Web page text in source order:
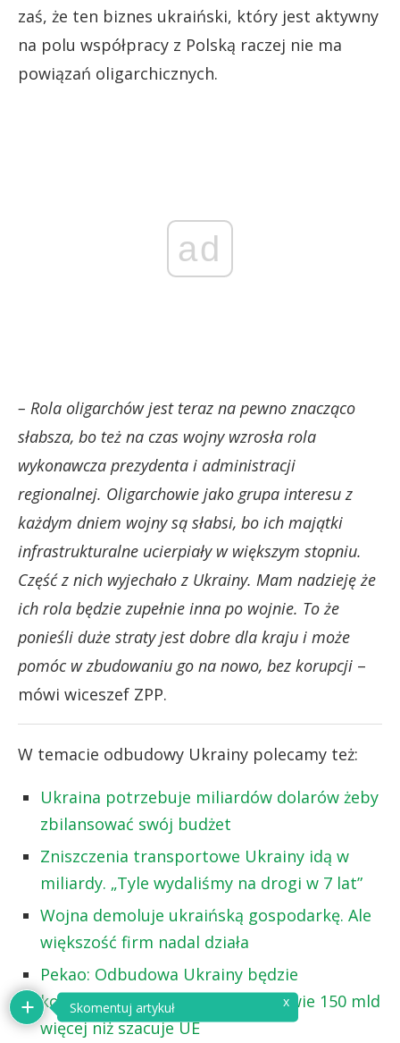
zaś, że ten biznes ukraiński, który jest aktywny
na polu współpracy z Polską raczej nie ma
powiązań oligarchicznych.
ad
– Rola oligarchów jest teraz na pewno znacząco
słabsza, bo też na czas wojny wzrosła rola
wykonawcza prezydenta i administracji
regionalnej. Oligarchowie jako grupa interesu z
każdym dniem wojny są słabsi, bo ich majątki
infrastrukturalne ucierpiały w większym stopniu.
Część z nich wyjechało z Ukrainy. Mam nadzieję że
ich rola będzie zupełnie inna po wojnie. To że
ponieśli duże straty jest dobre dla kraju i może
pomóc w zbudowaniu go na nowo, bez korupcji –
mówi wiceszef ZPP.
W temacie odbudowy Ukrainy polecamy też:
Ukraina potrzebuje miliardów dolarów żeby
zbilansować swój budżet
Zniszczenia transportowe Ukrainy idą w
miliardy. „Tyle wydaliśmy na drogi w 7 lat”
Wojna demoluje ukraińską gospodarkę. Ale
większość firm nadal działa
Pekao: Odbudowa Ukrainy będzie
kosztować 500 mld dol. To o prawie 150 mld
więcej niż szacuje UE
Skomentuj artykuł x